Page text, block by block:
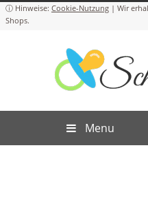
Cookie-Nutzung
Menu